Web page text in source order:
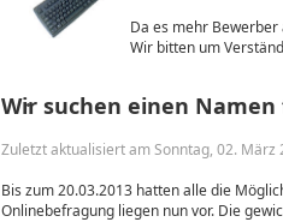
Da es mehr
Wir bitten um
Wir suchen einen
Zuletzt aktualisiert am Sonntag, 02. März
Bis zum 20.03.2013 hatten alle die
Onlinebefragung liegen nun vor. Die